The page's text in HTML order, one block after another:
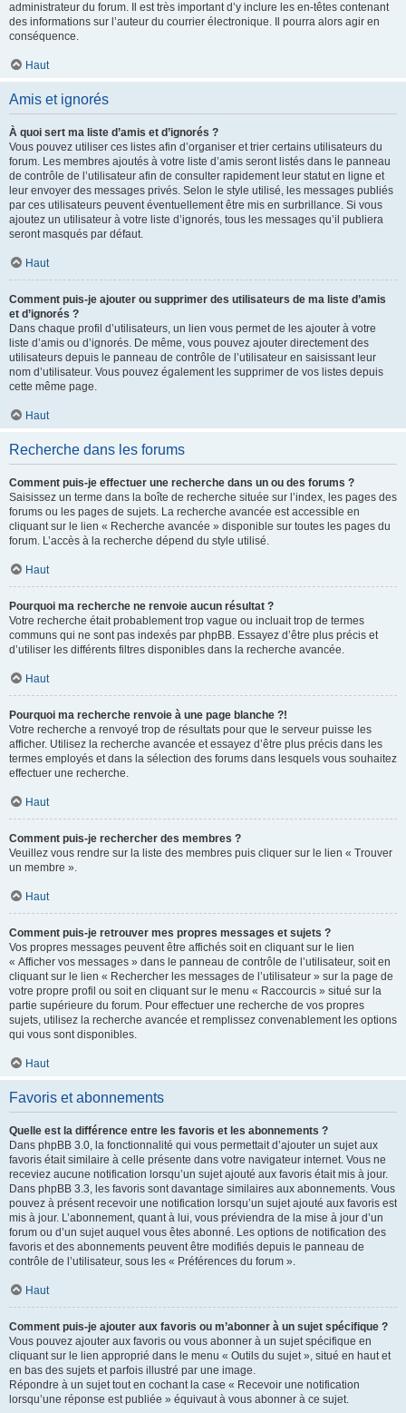
administrateur du forum. Il est très important d’y inclure les en-têtes contenant
des informations sur l’auteur du courrier électronique. Il pourra alors agir en
conséquence.
Haut
Amis et ignorés
À quoi sert ma liste d’amis et d’ignorés ?
Vous pouvez utiliser ces listes afin d’organiser et trier certains utilisateurs du
forum. Les membres ajoutés à votre liste d’amis seront listés dans le panneau
de contrôle de l’utilisateur afin de consulter rapidement leur statut en ligne et
leur envoyer des messages privés. Selon le style utilisé, les messages publiés
par ces utilisateurs peuvent éventuellement être mis en surbrillance. Si vous
ajoutez un utilisateur à votre liste d’ignorés, tous les messages qu’il publiera
seront masqués par défaut.
Haut
Comment puis-je ajouter ou supprimer des utilisateurs de ma liste d’amis
et d’ignorés ?
Dans chaque profil d’utilisateurs, un lien vous permet de les ajouter à votre
liste d’amis ou d’ignorés. De même, vous pouvez ajouter directement des
utilisateurs depuis le panneau de contrôle de l’utilisateur en saisissant leur
nom d’utilisateur. Vous pouvez également les supprimer de vos listes depuis
cette même page.
Haut
Recherche dans les forums
Comment puis-je effectuer une recherche dans un ou des forums ?
Saisissez un terme dans la boîte de recherche située sur l’index, les pages des
forums ou les pages de sujets. La recherche avancée est accessible en
cliquant sur le lien « Recherche avancée » disponible sur toutes les pages du
forum. L’accès à la recherche dépend du style utilisé.
Haut
Pourquoi ma recherche ne renvoie aucun résultat ?
Votre recherche était probablement trop vague ou incluait trop de termes
communs qui ne sont pas indexés par phpBB. Essayez d’être plus précis et
d’utiliser les différents filtres disponibles dans la recherche avancée.
Haut
Pourquoi ma recherche renvoie à une page blanche ?!
Votre recherche a renvoyé trop de résultats pour que le serveur puisse les
afficher. Utilisez la recherche avancée et essayez d’être plus précis dans les
termes employés et dans la sélection des forums dans lesquels vous souhaitez
effectuer une recherche.
Haut
Comment puis-je rechercher des membres ?
Veuillez vous rendre sur la liste des membres puis cliquer sur le lien « Trouver
un membre ».
Haut
Comment puis-je retrouver mes propres messages et sujets ?
Vos propres messages peuvent être affichés soit en cliquant sur le lien
« Afficher vos messages » dans le panneau de contrôle de l’utilisateur, soit en
cliquant sur le lien « Rechercher les messages de l’utilisateur » sur la page de
votre propre profil ou soit en cliquant sur le menu « Raccourcis » situé sur la
partie supérieure du forum. Pour effectuer une recherche de vos propres
sujets, utilisez la recherche avancée et remplissez convenablement les options
qui vous sont disponibles.
Haut
Favoris et abonnements
Quelle est la différence entre les favoris et les abonnements ?
Dans phpBB 3.0, la fonctionnalité qui vous permettait d’ajouter un sujet aux
favoris était similaire à celle présente dans votre navigateur internet. Vous ne
receviez aucune notification lorsqu’un sujet ajouté aux favoris était mis à jour.
Dans phpBB 3.3, les favoris sont davantage similaires aux abonnements. Vous
pouvez à présent recevoir une notification lorsqu’un sujet ajouté aux favoris est
mis à jour. L’abonnement, quant à lui, vous préviendra de la mise à jour d’un
forum ou d’un sujet auquel vous êtes abonné. Les options de notification des
favoris et des abonnements peuvent être modifiés depuis le panneau de
contrôle de l’utilisateur, sous les « Préférences du forum ».
Haut
Comment puis-je ajouter aux favoris ou m’abonner à un sujet spécifique ?
Vous pouvez ajouter aux favoris ou vous abonner à un sujet spécifique en
cliquant sur le lien approprié dans le menu « Outils du sujet », situé en haut et
en bas des sujets et parfois illustré par une image.
Répondre à un sujet tout en cochant la case « Recevoir une notification
lorsqu’une réponse est publiée » équivaut à vous abonner à ce sujet.